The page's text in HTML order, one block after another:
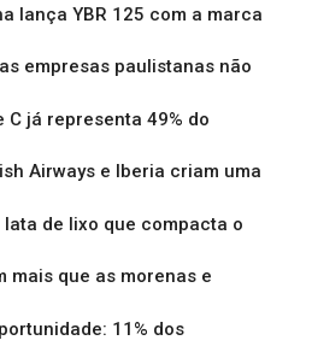
lança YBR 125 com a marca
empresas paulistanas não
C já representa 49% do
Airways e Iberia criam uma
de lixo que compacta o
mais que as morenas e
11% dos